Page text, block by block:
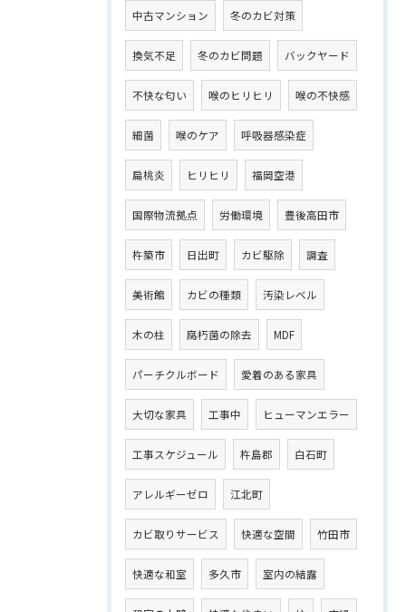
中古マンション 冬のカビ対策
換気不足 冬のカビ問題 バックヤード
不快な匂い 喉のヒリヒリ 喉の不快感
細菌 喉のケア 呼吸器感染症
扁桃炎 ヒリヒリ 福岡空港
国際物流拠点 労働環境 豊後高田市
杵築市 日出町 カビ駆除 調査
美術館 カビの種類 汚染レベル
木の柱 腐朽菌の除去 MDF
パーチクルボード 愛着のある家具
大切な家具 工事中 ヒューマンエラー
工事スケジュール 杵島郡 白石町
アレルギーゼロ 江北町
カビ取りサービス 快適な空間 竹田市
快適な和室 多久市 室内の結露